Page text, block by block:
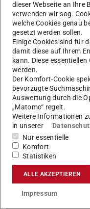
Hilfe und FAQ
Das Nachschlagewerk
rund um das zentrale
Für Erstsemester
TU-ID aktivieren oder
einrichten: nützliche
dieser Webseite an Ihre
verwenden wir sog.
welche Cookies genau
gesetzt werden sollen.
Einige Cookies sind für
damit diese auf Ihrem
kann. Diese
werden.
Der Komfort-Cookie
bevorzugte
Auswertung durch die
„Matomo“ regelt.
Weitere Informationen
in unserer
Nur essentielle
Komfort
Statistiken
ALLE AKZEPTIEREN
Impressum